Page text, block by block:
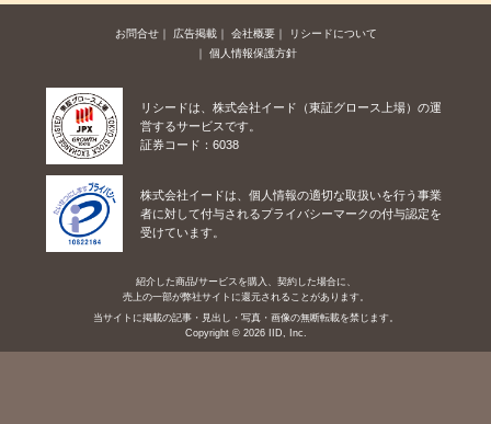
お問合せ 広告掲載 会社概要
リシードについて
個人情報保護方針
リシードは、株式会社イード（東証グロース上場）の運
営するサービスです。
証券コード：6038
株式会社イードは、個人情報の適切な取扱いを行う事業
者に対して付与されるプライバシーマークの付与認定を
受けています。
紹介した商品/サービスを購入、契約した場合に、
売上の一部が弊社サイトに還元されることがあります。
当サイトに掲載の記事・見出し・写真・画像の無断転載を禁じます。
Copyright © 2026 IID, Inc.